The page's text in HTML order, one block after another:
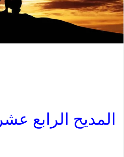
المديح الرابع عشر